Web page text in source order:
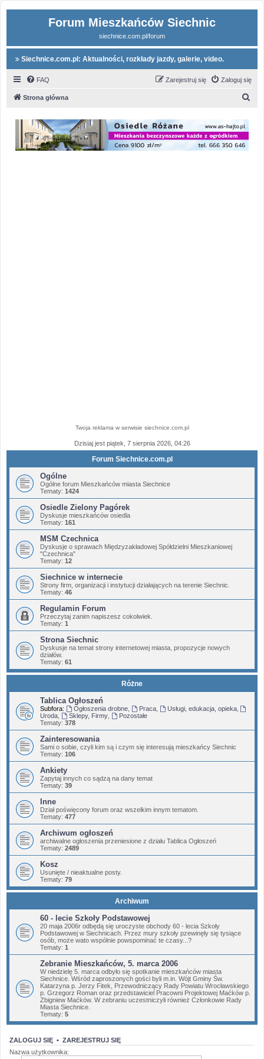
Forum Mieszkańców Siechnic
siechnice.com.pl/forum
Siechnice.com.pl: Aktualności, rozkłady jazdy, galerie, video.
FAQ Zaloguj się
Zarejestruj się
Strona główna
Twoja reklama w serwisie siechnice.com.pl
Dzisiaj jest piątek, 7 sierpnia 2026, 04:26
Forum Siechnice.com.pl
Ogólne
Ogólne forum Mieszkańców miasta Siechnice
Tematy: 1424
Osiedle Zielony Pagórek
Dyskusje mieszkańców osiedla
Tematy: 161
MSM Czechnica
Dyskusje o sprawach Międzyzakładowej Spółdzielni Mieszkaniowej
"Czechnica"
Tematy: 12
Siechnice w internecie
Strony firm, organizacji i instytucji działających na terenie Siechnic.
Tematy: 46
Regulamin Forum
Przeczytaj zanim napiszesz cokolwiek.
Tematy: 1
Strona Siechnic
Dyskusje na temat strony internetowej miasta, propozycje nowych
działów.
Tematy: 61
Różne
Tablica Ogłoszeń
Subfora: Ogłoszenia drobne, Praca, Usługi, edukacja, opieka,
Uroda
Sklepy, Firmy,
Pozostałe
Tematy: 378
Zainteresowania
Sami o sobie, czyli kim są i czym się interesują mieszkańcy Siechnic
Tematy: 106
Ankiety
Zapytaj innych co sądzą na dany temat
Tematy: 39
Inne
Dział poświęcony forum oraz wszelkim innym tematom.
Tematy: 477
Archiwum ogłoszeń
archiwalne ogłoszenia przeniesione z działu Tablica Ogłoszeń
Tematy: 2489
Kosz
Usunięte / nieaktualne posty.
Tematy: 79
Archiwum
60 - lecie Szkoły Podstawowej
20 maja 2006r odbędą się uroczyste obchody 60 - lecia Szkoły
Podstawowej w Siechnicach. Przez mury szkoły pzewinęły się tysiące
osób, może wato wspólnie powspominać te czasy...?
Tematy: 1
Zebranie Mieszkańców, 5. marca 2006
W niedzielę 5. marca odbyło się spotkanie mieszkańców miasta
Siechnice. Wśród zaproszonych gości byli m.in. Wójt Gminy Św.
Katarzyna p. Jerzy Fitek, Przewodniczący Rady Powiatu Wrocławskiego
p. Grzegorz Roman oraz przedstawiciel Pracowni Projektowej Maćków p.
Zbigniew Maćków. W zebraniu uczestniczyli również Członkowie Rady
Miasta Siechnice.
Tematy: 5
ZALOGUJ SIĘ • ZAREJESTRUJ SIĘ
Nazwa użytkownika: